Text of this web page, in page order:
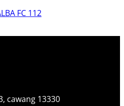
FC 112
cawang 13330